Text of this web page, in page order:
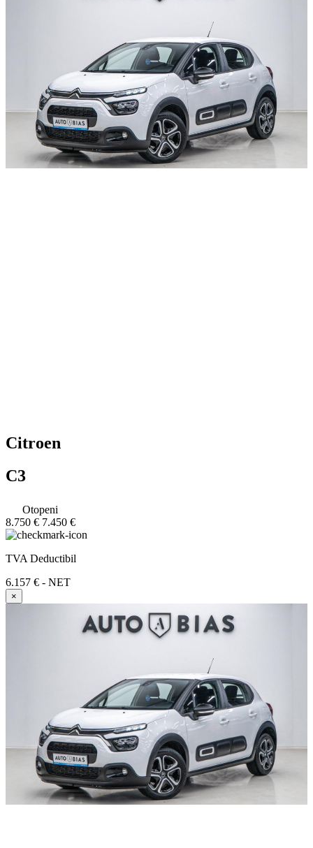
Citroen
C3
Otopeni
8.750 € 7.450 €
TVA Deductibil
6.157 € - NET
×